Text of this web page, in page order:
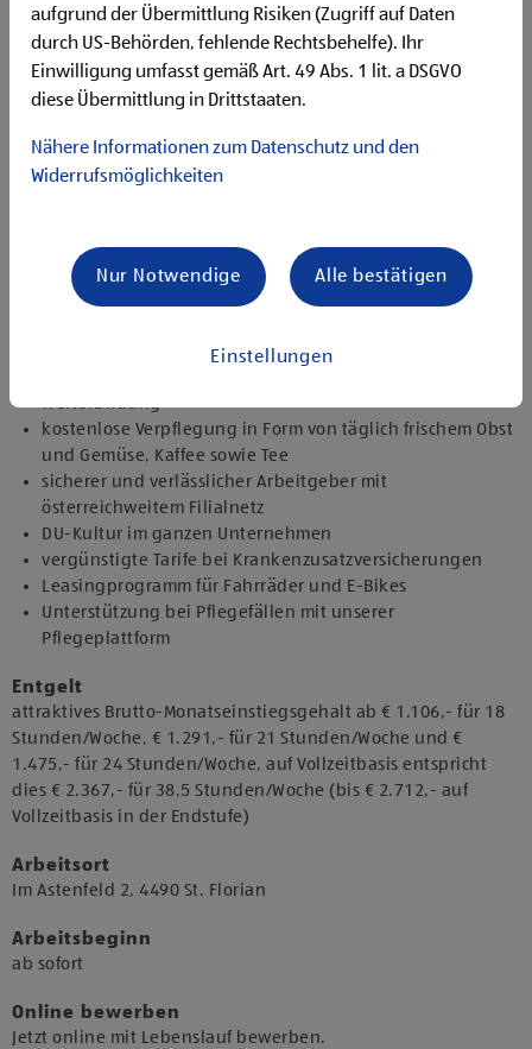
Bereitschaft zu körperlich anspruchsvollen Tätigkeiten
freundlich im Umgang mit Kund:innen für eine
angenehme Einkaufsatmosphäre
zuverlässige und organisierte Arbeitsweise zur
Angebote, die mich überzeugen
vielseitiges Tätigkeitsfeld
umfangreiche Einarbeitung und individuelles
Onboarding
Weiterbildung
kostenlose Verpflegung in Form von täglich frischem Obst
und Gemüse, Kaffee sowie Tee
sicherer und verlässlicher Arbeitgeber mit
österreichweitem Filialnetz
DU-Kultur im ganzen Unternehmen
vergünstigte Tarife bei Krankenzusatzversicherungen
Leasingprogramm für Fahrräder und E-Bikes
Unterstützung bei Pflegefällen mit unserer
Pflegeplattform
Entgelt
attraktives Brutto-Monatseinstiegsgehalt ab € 1.106,- für 18
Stunden/Woche, € 1.291,- für 21 Stunden/Woche und €
1.475,- für 24 Stunden/Woche, auf Vollzeitbasis entspricht
dies € 2.367,- für 38,5 Stunden/Woche (bis € 2.712,- auf
Vollzeitbasis in der Endstufe)
Arbeitsort
​Im Astenfeld 2, 4490 St. Florian​
Arbeitsbeginn
​ab sofort​
Online bewerben
Jetzt online mit Lebenslauf bewerben.
aufgrund der Übermittlung Risiken (Zugriff auf Daten
durch US-Behörden, fehlende Rechtsbehelfe). Ihr
Einwilligung umfasst gemäß Art. 49 Abs. 1 lit. a DSGVO
diese Übermittlung in Drittstaaten.
Nähere Informationen zum Datenschutz und den
Widerrufsmöglichkeiten
Einstellungen
Nur Notwendige Alle bestätigen